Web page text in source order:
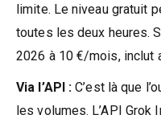
limite. Le niveau gratuit
toutes les deux heures.
2026 à 10 €/mois, inclut
Via l’API : C’est là que
les volumes. L’API Grok